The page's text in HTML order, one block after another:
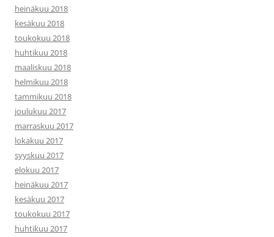
heinäkuu 2018
kesäkuu 2018
toukokuu 2018
huhtikuu 2018
maaliskuu 2018
helmikuu 2018
tammikuu 2018
joulukuu 2017
marraskuu 2017
lokakuu 2017
syyskuu 2017
elokuu 2017
heinäkuu 2017
kesäkuu 2017
toukokuu 2017
huhtikuu 2017